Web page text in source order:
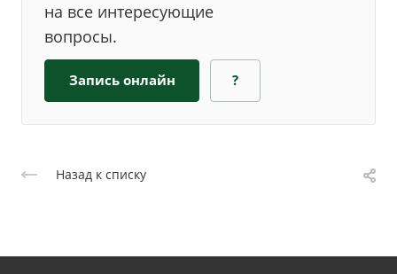
на все интересующие
вопросы.
Запись онлайн ?
Назад к списку